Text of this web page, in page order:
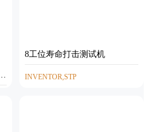
8工位寿命打击测试机
INVENTOR,STP